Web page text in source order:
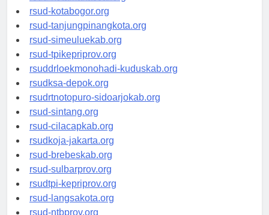
rsud-kotamakassar.org
rsud-kotabogor.org
rsud-tanjungpinangkota.org
rsud-simeuluekab.org
rsud-tpikepriprov.org
rsuddrloekmonohadi-kuduskab.org
rsudksa-depok.org
rsudrtnotopuro-sidoarjokab.org
rsud-sintang.org
rsud-cilacapkab.org
rsudkoja-jakarta.org
rsud-brebeskab.org
rsud-sulbarprov.org
rsudtpi-kepriprov.org
rsud-langsakota.org